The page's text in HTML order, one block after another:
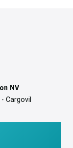
NV
Cargovil